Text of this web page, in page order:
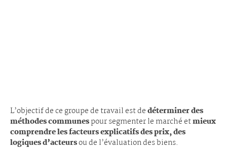
L’objectif de ce groupe de travail est dedéterminer des
méthodes communespour segmenter le marché etmieux
comprendre les facteurs explicatifs des prix, des
logiques d’acteursou de l’évaluation des biens.